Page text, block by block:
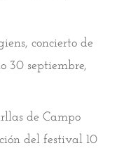
concierto de
30 septiembre,
de Campo
del festival 10